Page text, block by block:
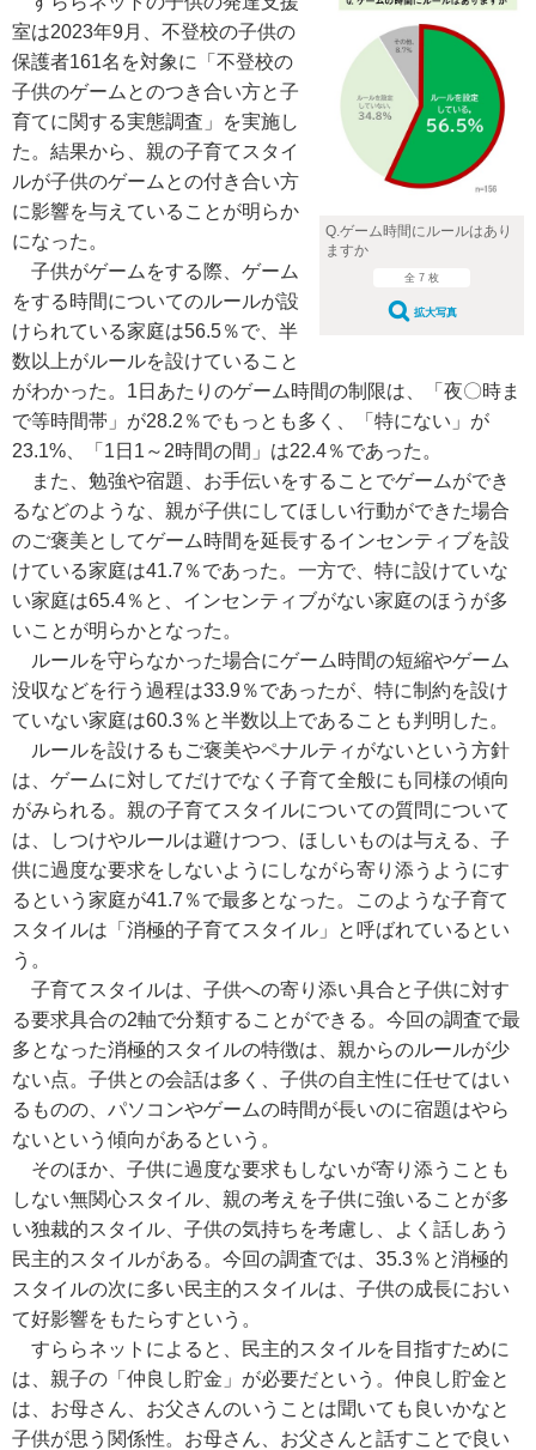
Q.ゲーム時間にルールはあり
ますか
全 7 枚
拡大写真
室は2023年9月、不登校の子供の
保護者161名を対象に「不登校の
子供のゲームとのつき合い方と子
育てに関する実態調査」を実施し
た。結果から、親の子育てスタイ
ルが子供のゲームとの付き合い方
に影響を与えていることが明らか
になった。
子供がゲームをする際、ゲーム
をする時間についてのルールが設
けられている家庭は56.5％で、半
数以上がルールを設けていること
がわかった。1日あたりのゲーム時間の制限は、「夜〇時ま
で等時間帯」が28.2％でもっとも多く、「特にない」が
23.1%、「1日1～2時間の間」は22.4％であった。
また、勉強や宿題、お手伝いをすることでゲームができ
るなどのような、親が子供にしてほしい行動ができた場合
のご褒美としてゲーム時間を延長するインセンティブを設
けている家庭は41.7％であった。一方で、特に設けていな
い家庭は65.4％と、インセンティブがない家庭のほうが多
いことが明らかとなった。
ルールを守らなかった場合にゲーム時間の短縮やゲーム
没収などを行う過程は33.9％であったが、特に制約を設け
ていない家庭は60.3％と半数以上であることも判明した。
ルールを設けるもご褒美やペナルティがないという方針
は、ゲームに対してだけでなく子育て全般にも同様の傾向
がみられる。親の子育てスタイルについての質問について
は、しつけやルールは避けつつ、ほしいものは与える、子
供に過度な要求をしないようにしながら寄り添うようにす
るという家庭が41.7％で最多となった。このような子育て
スタイルは「消極的子育てスタイル」と呼ばれているとい
う。
子育てスタイルは、子供への寄り添い具合と子供に対す
る要求具合の2軸で分類することができる。今回の調査で最
多となった消極的スタイルの特徴は、親からのルールが少
ない点。子供との会話は多く、子供の自主性に任せてはい
るものの、パソコンやゲームの時間が長いのに宿題はやら
ないという傾向があるという。
そのほか、子供に過度な要求もしないが寄り添うことも
しない無関心スタイル、親の考えを子供に強いることが多
い独裁的スタイル、子供の気持ちを考慮し、よく話しあう
民主的スタイルがある。今回の調査では、35.3％と消極的
スタイルの次に多い民主的スタイルは、子供の成長におい
て好影響をもたらすという。
すららネットによると、民主的スタイルを目指すために
は、親子の「仲良し貯金」が必要だという。仲良し貯金と
は、お母さん、お父さんのいうことは聞いても良いかなと
子供が思う関係性。お母さん、お父さんと話すことで良い